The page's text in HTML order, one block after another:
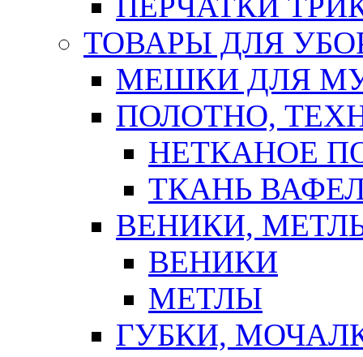
ТОВАРЫ ДЛЯ
МЕШКИ ДЛЯ
ПОЛОТНО,
НЕТКАНОЕ
ТКАНЬ
ВЕНИКИ,
ВЕНИКИ
МЕТЛЫ
ГУБКИ,